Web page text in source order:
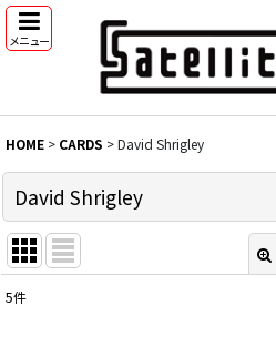
メニュー
HOME > CARDS >David Shrigley
David Shrigley
5件